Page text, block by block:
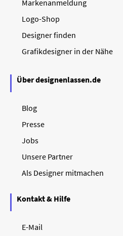
Markenanmeldung
Logo-Shop
Designer finden
Grafikdesigner in der Nähe
Über designenlassen.de
Blog
Presse
Jobs
Unsere Partner
Als Designer mitmachen
Kontakt & Hilfe
E-Mail